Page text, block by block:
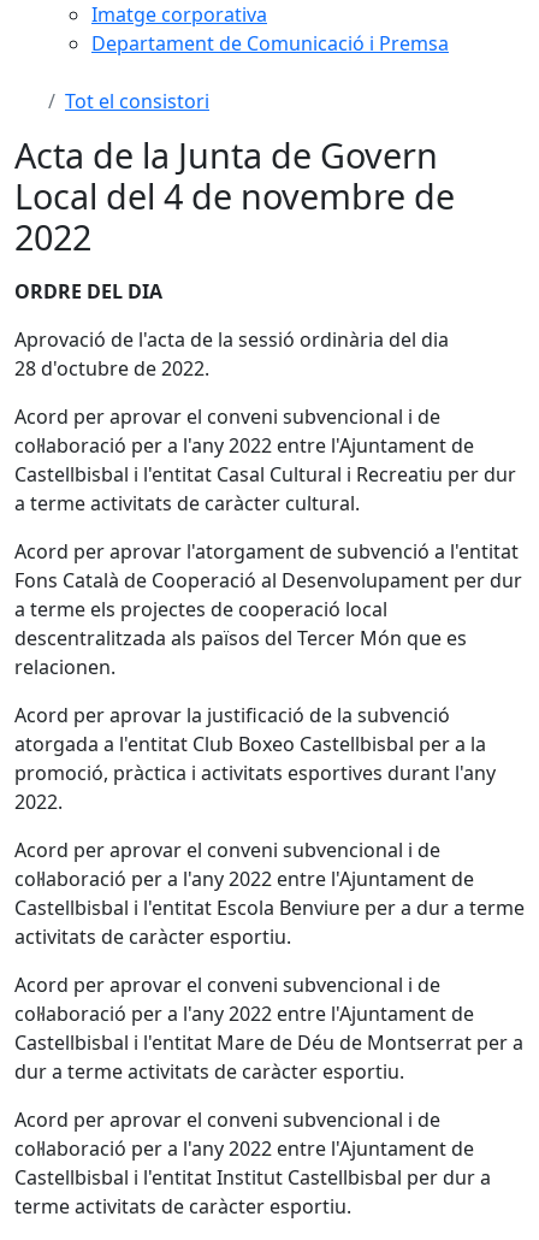
Imatge corporativa
Departament de Comunicació i Premsa
Tot el consistori
Acta de la Junta de Govern
Local del 4 de novembre de
2022
ORDRE DEL DIA
Aprovació de l'acta de la sessió ordinària del dia
28 d'octubre de 2022.
Acord per aprovar el conveni subvencional i de
col·laboració per a l'any 2022 entre l'Ajuntament de
Castellbisbal i l'entitat Casal Cultural i Recreatiu per dur
a terme activitats de caràcter cultural.
Acord per aprovar l'atorgament de subvenció a l'entitat
Fons Català de Cooperació al Desenvolupament per dur
a terme els projectes de cooperació local
descentralitzada als països del Tercer Món que es
relacionen.
Acord per aprovar la justificació de la subvenció
atorgada a l'entitat Club Boxeo Castellbisbal per a la
promoció, pràctica i activitats esportives durant l'any
2022.
Acord per aprovar el conveni subvencional i de
col·laboració per a l'any 2022 entre l'Ajuntament de
Castellbisbal i l'entitat Escola Benviure per a dur a terme
activitats de caràcter esportiu.
Acord per aprovar el conveni subvencional i de
col·laboració per a l'any 2022 entre l'Ajuntament de
Castellbisbal i l'entitat Mare de Déu de Montserrat per a
dur a terme activitats de caràcter esportiu.
Acord per aprovar el conveni subvencional i de
col·laboració per a l'any 2022 entre l'Ajuntament de
Castellbisbal i l'entitat Institut Castellbisbal per dur a
terme activitats de caràcter esportiu.